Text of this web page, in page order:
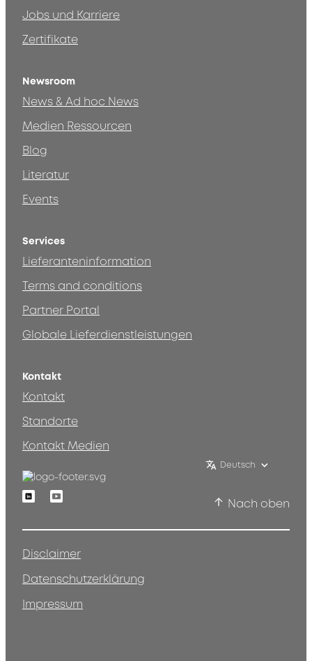
Jobs und Karriere
Zertifikate
Newsroom
News & Ad hoc News
Medien Ressourcen
Blog
Literatur
Events
Services
Lieferanteninformation
Terms and conditions
Partner Portal
Globale Lieferdienstleistungen
Kontakt
Kontakt
Standorte
Kontakt Medien
Deutsch
LinkedinYoutube
Nach oben
Disclaimer
Datenschutzerklärung
Impressum